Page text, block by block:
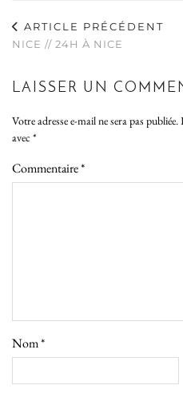
ARTICLE PRÉCÉDENT
NICE // 24H À NICE
LAISSER UN
Votre adresse e-mail ne sera pas publiée.
avec *
Commentaire*
Nom*